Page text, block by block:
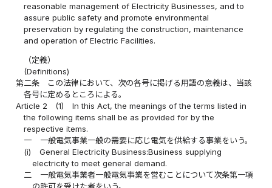
reasonable management of Electricity Businesses, and to
assure public safety and promote environmental
preservation by regulating the construction, maintenance
and operation of Electric Facilities.
（定義）
(Definitions)
第二条
この法律において、次の各号に掲げる用語の意義は、当該
各号に定めるところによる。
Article 2
(1)
In this Act, the meanings of the terms listed in
the following items shall be as provided for by the
respective items.
一
一般電気事業一般の需要に応じ電気を供給する事業をいう。
(i)
General Electricity Business:Business supplying
electricity to meet general demand.
二
一般電気事業者一般電気事業を営むことについて次条第一項